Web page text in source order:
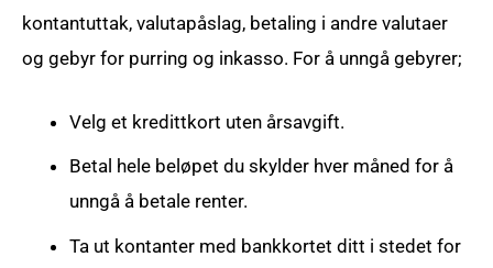
kontantuttak, valutapåslag, betaling i andre valutaer
og gebyr for purring og inkasso. For å unngå gebyrer;
Velg et kredittkort uten årsavgift.
Betal hele beløpet du skylder hver måned for å
unngå å betale renter.
Ta ut kontanter med bankkortet ditt i stedet for